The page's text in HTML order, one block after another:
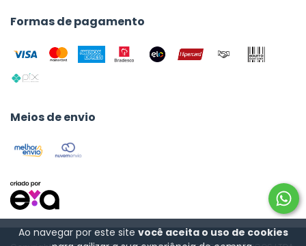
Ao navegar por este site você aceita o uso de cookies
Formas de pagamento
Meios de envio